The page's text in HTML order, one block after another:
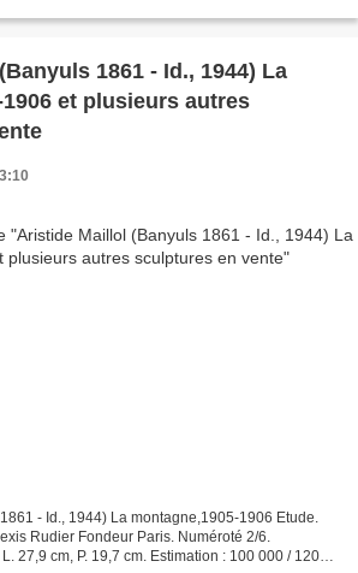
et plusieurs autres
- Id., 1944) La montagne,1905-1906 Etude.
Rudier Fondeur Paris. Numéroté 2/6.
27,9 cm, P. 19,7 cm. Estimation : 100 000 / 120